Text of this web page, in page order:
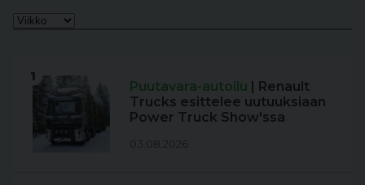
1
Puutavara-autoilu | Renault
Trucks esittelee uutuuksiaan
Power Truck Show'ssa
03.08.2026